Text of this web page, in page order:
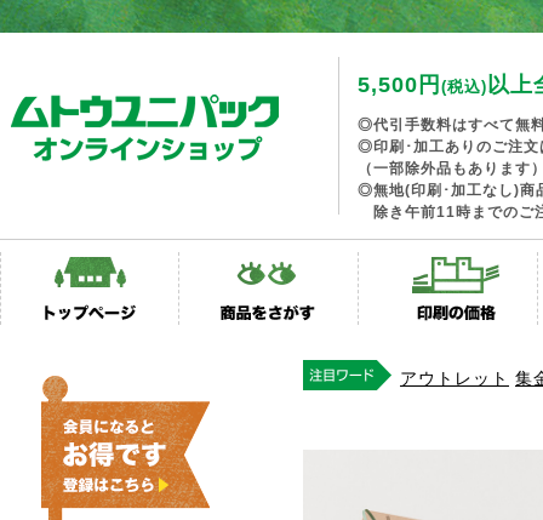
5,500円 (税込)以上
◎代引手数料はすべて無
◎印刷･加工ありのご注文
（一部除外品もあります
◎無地(印刷･加工なし)商
除き午前11時までのご
アウトレット 集